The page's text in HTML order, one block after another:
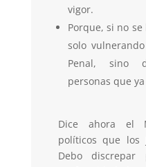
vigor.
Porque, si no
solo
Penal, sino
personas que
Dice ahora el
políticos que los
Debo discrepar